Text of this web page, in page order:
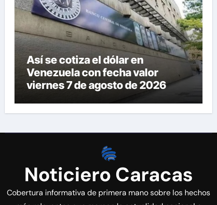
Así se cotiza el dólar en
Venezuela con fecha valor
viernes 7 de agosto de 2026
Noticiero Caracas
Cobertura informativa de primera mano sobre los hechos